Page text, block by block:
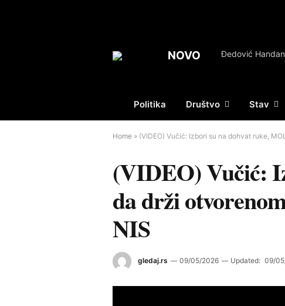
NOVO
Politika Društvo Stav
Home » (VIDEO) Vučić: Izbori su na dohvat ruke,
(VIDEO) Vučić:
da drži
NIS
gledaj.rs 09/05/2026 Updated: 09/